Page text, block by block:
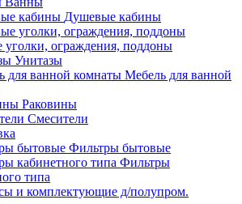
Душевые кабины
ограждения, поддоны
Унитазы
Мебель для ванной
Раковины
Смесители
Фильтры бытовые
Фильтры
типа